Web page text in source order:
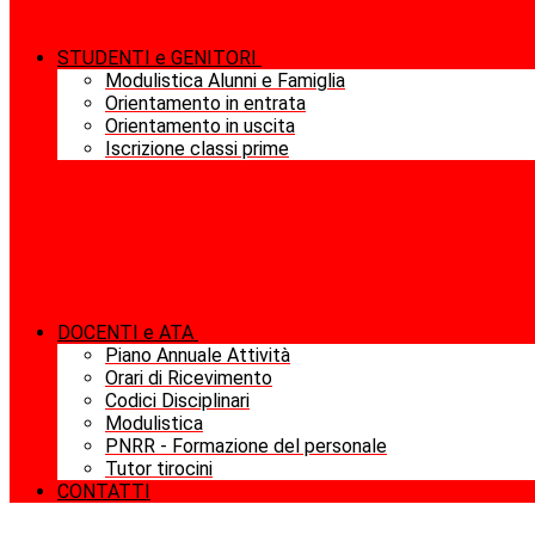
STUDENTI e GENITORI
Modulistica Alunni e Famiglia
Orientamento in entrata
Orientamento in uscita
Iscrizione classi prime
DOCENTI e ATA
Piano Annuale Attività
Orari di Ricevimento
Codici Disciplinari
Modulistica
PNRR - Formazione del personale
Tutor tirocini
CONTATTI